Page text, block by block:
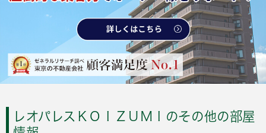
レオパレスＫＯＩＺＵＭＩのその他の部屋